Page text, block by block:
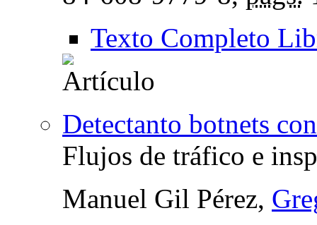
Texto Completo
Detectanto botnets
Flujos de tráfico e
Manuel Gil Pérez,